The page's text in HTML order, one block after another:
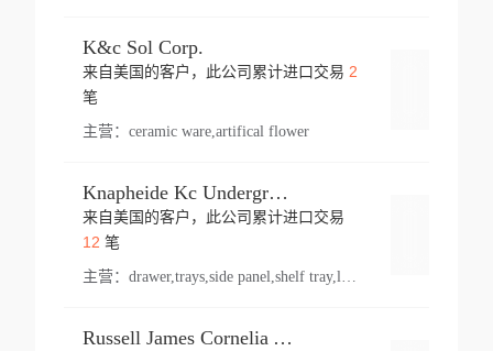
K&c Sol Corp.
来自美国的客户，此公司累计进口交易 2
笔
主营： ceramic ware,artifical flower
Knapheide Kc Underground
来自美国的客户，此公司累计进口交易
12 笔
主营：
Russell James Cornelia Arlington Va